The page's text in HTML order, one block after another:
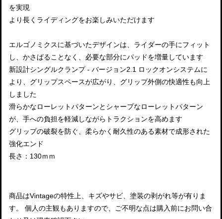
を実現
より長くライディングをお楽しみいただけます
エルゴノミクスに基づいたデザインは、ライダーの手にフィット
し、かさばることなく、必要な部分にパッドを増量しています
新設計シングルクランプ - バージョン2.1 ロックオンシステムに
より、グリップスペースが広がり、グリップ外側の快適性も向上
しました
滑らかなローレットパターンとシャープなローレットパターン
が、手への負担を軽減しながらトラクションを高めます
グリップの破裂を防ぐ、柔らかく耐久性のある素材で成形された
強化エンド
長さ：130ｍｍ
商品はVintageの特性上、キズやサビ、塗装の剥がれ等が有りま
す。 個人の主観もありますので、ご不明な点は購入前にお問い合